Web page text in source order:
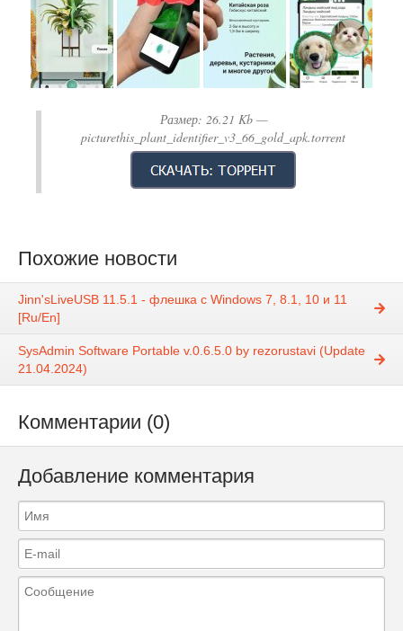
Размер: 26.21 Kb—
picturethis_plant_identifier_v3_66_gold_apk.torrent
Похожие новости
Jinn'sLiveUSB 11.5.1 - флешка с Windows 7, 8.1, 10 и 11
[Ru/En]
SysAdmin Software Portable v.0.6.5.0 by rezorustavi (Update
21.04.2024)
Комментарии (0)
Добавление комментария